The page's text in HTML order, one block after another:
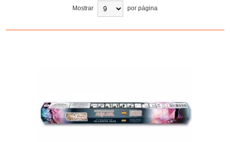
Mostrar por página